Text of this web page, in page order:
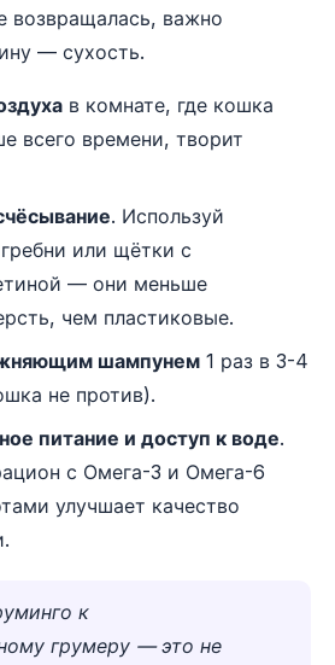
возвращалась, важно
— сухость.
в комнате, где кошка
всего времени, творит
. Используй
или щётки с
— они меньше
чем пластиковые.
шампунем 1 раз в 3-4
не против).
питание и доступ к воде.
с Омега-3 и Омега-6
улучшает качество
к
грумеру — это не